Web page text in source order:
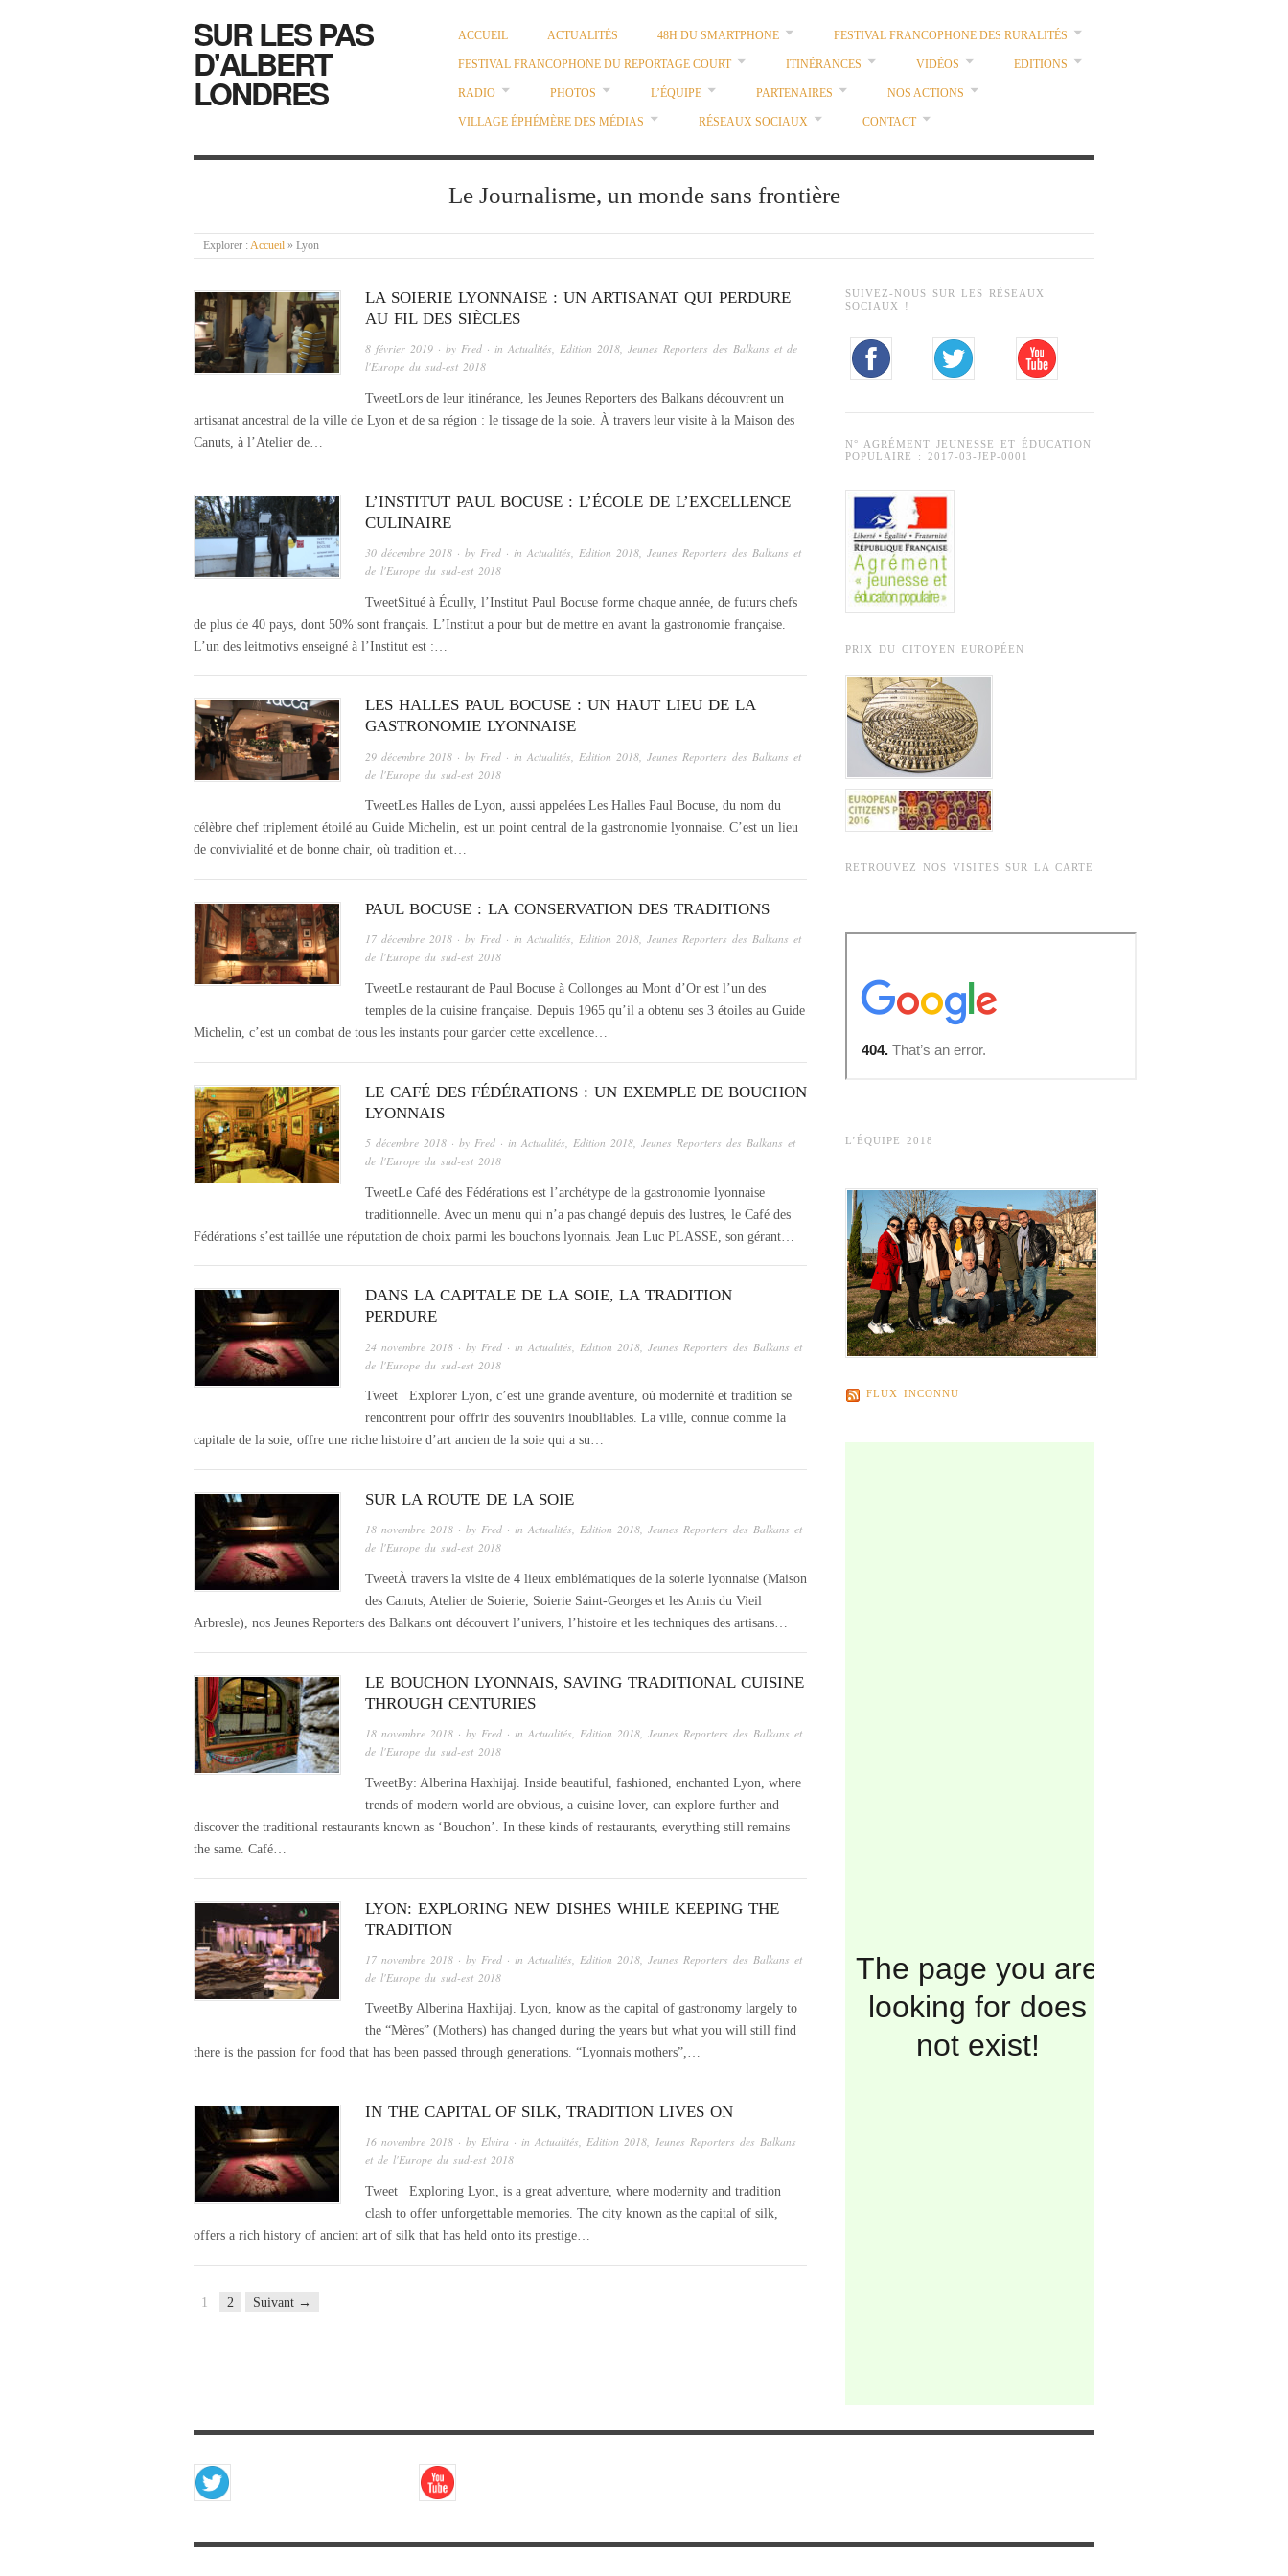
SUR LES PAS
D'ALBERT
LONDRES
ACCUEIL ACTUALITÉS 48H DU SMARTPHONE FESTIVAL FRANCOPHONE DES RURALITÉS
FESTIVAL FRANCOPHONE DU REPORTAGE COURT ITINÉRANCES VIDÉOS EDITIONS
RADIO PHOTOS L’ÉQUIPE PARTENAIRES NOS ACTIONS
VILLAGE ÉPHÉMÈRE DES MÉDIAS RÉSEAUX SOCIAUX CONTACT
Le Journalisme, un monde sans frontière
Explorer : Accueil » Lyon
LA SOIERIE LYONNAISE : UN ARTISANAT QUI PERDURE
AU FIL DES SIÈCLES
8 février 2019 · by Fred · in Actualités, Edition 2018, Jeunes Reporters des Balkans et de
l'Europe du sud-est 2018
TweetLors de leur itinérance, les Jeunes Reporters des Balkans découvrent un
artisanat ancestral de la ville de Lyon et de sa région : le tissage de la soie. À travers leur visite à la Maison des
Canuts, à l’Atelier de…
L’INSTITUT PAUL BOCUSE : L’ÉCOLE DE L’EXCELLENCE
CULINAIRE
30 décembre 2018 · by Fred · in Actualités Edition 2018 Jeunes Reporters des Balkans et
de l'Europe du sud-est 2018
TweetSitué à Écully, l’Institut Paul Bocuse forme chaque année, de futurs chefs
de plus de 40 pays, dont 50% sont français. L’Institut a pour but de mettre en avant la gastronomie française.
L’un des leitmotivs enseigné à l’Institut est :…
LES HALLES PAUL BOCUSE : UN HAUT LIEU DE LA
GASTRONOMIE LYONNAISE
29 décembre 2018 · by Fred · in Actualités Edition 2018 Jeunes Reporters des Balkans et
de l'Europe du sud-est 2018
TweetLes Halles de Lyon, aussi appelées Les Halles Paul Bocuse, du nom du
célèbre chef triplement étoilé au Guide Michelin, est un point central de la gastronomie lyonnaise. C’est un lieu
de convivialité et de bonne chair, où tradition et…
PAUL BOCUSE : LA CONSERVATION DES TRADITIONS
17 décembre 2018 · by Fred · in Actualités, Edition 2018, Jeunes Reporters des Balkans et
de l'Europe du sud-est 2018
TweetLe restaurant de Paul Bocuse à Collonges au Mont d’Or est l’un des
temples de la cuisine française. Depuis 1965 qu’il a obtenu ses 3 étoiles au Guide
Michelin, c’est un combat de tous les instants pour garder cette excellence…
LE CAFÉ DES FÉDÉRATIONS : UN EXEMPLE DE BOUCHON
LYONNAIS
5 décembre 2018 · by Fred · in Actualités Edition 2018 Jeunes Reporters des Balkans et
de l'Europe du sud-est 2018
TweetLe Café des Fédérations est l’archétype de la gastronomie lyonnaise
traditionnelle. Avec un menu qui n’a pas changé depuis des lustres, le Café des
Fédérations s’est taillée une réputation de choix parmi les bouchons lyonnais. Jean Luc PLASSE, son gérant…
DANS LA CAPITALE DE LA SOIE, LA TRADITION
PERDURE
24 novembre 2018 · by Fred · in Actualités Edition 2018 Jeunes Reporters des Balkans et
de l'Europe du sud-est 2018
Tweet Explorer Lyon, c’est une grande aventure, où modernité et tradition se
rencontrent pour offrir des souvenirs inoubliables. La ville, connue comme la
capitale de la soie, offre une riche histoire d’art ancien de la soie qui a su…
SUR LA ROUTE DE LA SOIE
18 novembre 2018 · by Fred · in Actualités, Edition 2018, Jeunes Reporters des Balkans et
de l'Europe du sud-est 2018
TweetÀ travers la visite de 4 lieux emblématiques de la soierie lyonnaise (Maison
des Canuts, Atelier de Soierie, Soierie Saint-Georges et les Amis du Vieil
Arbresle), nos Jeunes Reporters des Balkans ont découvert l’univers, l’histoire et les techniques des artisans…
LE BOUCHON LYONNAIS, SAVING TRADITIONAL CUISINE
THROUGH CENTURIES
18 novembre 2018 · by Fred · in Actualités, Edition 2018, Jeunes Reporters des Balkans et
de l'Europe du sud-est 2018
TweetBy: Alberina Haxhijaj. Inside beautiful, fashioned, enchanted Lyon, where
trends of modern world are obvious, a cuisine lover, can explore further and
discover the traditional restaurants known as ‘Bouchon’. In these kinds of restaurants, everything still remains
the same. Café…
LYON: EXPLORING NEW DISHES WHILE KEEPING THE
TRADITION
17 novembre 2018 · by Fred · in Actualités Edition 2018 Jeunes Reporters des Balkans et
de l'Europe du sud-est 2018
TweetBy Alberina Haxhijaj. Lyon, know as the capital of gastronomy largely to
the “Mères” (Mothers) has changed during the years but what you will still find
there is the passion for food that has been passed through generations. “Lyonnais mothers”,…
IN THE CAPITAL OF SILK, TRADITION LIVES ON
16 novembre 2018 · by Elvira · in Actualités, Edition 2018, Jeunes Reporters des Balkans
et de l'Europe du sud-est 2018
Tweet Exploring Lyon, is a great adventure, where modernity and tradition
clash to offer unforgettable memories. The city known as the capital of silk,
offers a rich history of ancient art of silk that has held onto its prestige…
1 2 Suivant →
SUIVEZ-NOUS SUR LES RÉSEAUX
SOCIAUX !
N° AGRÉMENT JEUNESSE ET ÉDUCATION
POPULAIRE : 2017-03-JEP-0001
PRIX DU CITOYEN EUROPÉEN
RETROUVEZ NOS VISITES SUR LA CARTE
L’ÉQUIPE 2018
FLUX INCONNU